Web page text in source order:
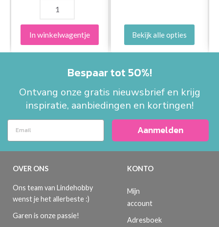
In winkelwagentje Bekijk alle opties
Bespaar tot 50%!
Ontvang onze gratis nieuwsbrief en krijg
inspiratie, aanbiedingen en kortingen!
Aanmelden
OVER ONS
Ons team van Lindehobby
wenst je het allerbeste :)
Garen is onze passie!
KONTO
Mijn
account
Adresboek